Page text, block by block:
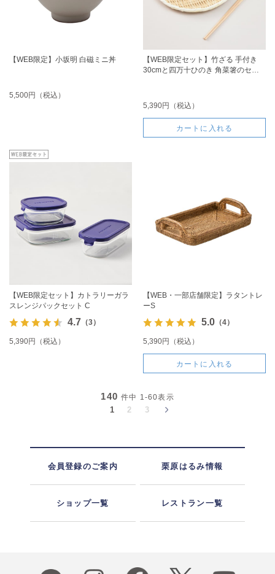
【WEB限定】小坂明 白磁ミニ丼
5,500円（税込）
【WEB限定セット】竹ざる 手付き
30cmと四万十ひのき 角菜箸のセッ
5,390円（税込）
カートに入れる
【WEB限定セット】カトラリーガラ
スレンジパックセット C
4.7 （3）
5,390円（税込）
【WEB・一部店舗限定】ラタントレ
ーS
5.0（4）
5,390円（税込）
カートに入れる
140 件中 1-60表示
1 2 3
会員登録のご案内 栗原はるみ情報
ショップ一覧 レストラン一覧